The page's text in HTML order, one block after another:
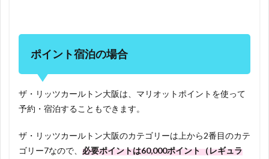
ポイント宿泊の場合
ザ・リッツカールトン大阪は、マリオットポイントを使って
予約・宿泊することもできます。
ザ・リッツカールトン大阪のカテゴリーは上から2番目のカテ
ゴリー7なので、 必要ポイントは60,000ポイント（レギュラ